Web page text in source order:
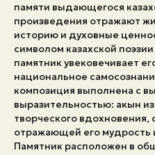
памяти выдающегося
произведения отражают
историю и духовные
символом казахской
памятник увековечивает
национальное
композиция выполнена с
выразительностью: акын
творческого вдохновения,
отражающей его мудрость
Памятник расположен в
Экстренные